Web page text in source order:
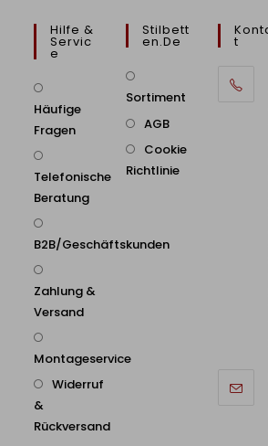
Hilfe &
Servic
E
Häufige
Fragen
Telefonische
Beratung
B2B/Geschäftskunden
Zahlung &
Versand
Montageservice
Widerruf
&
Rückversand
Stilbett
En.de
Sortiment
AGB
Cookie
Richtlinie
T